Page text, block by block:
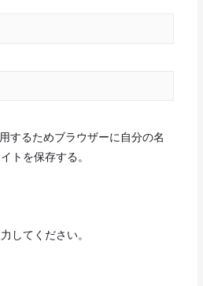
するためブラウザーに自分の名
トを保存する。
してください。